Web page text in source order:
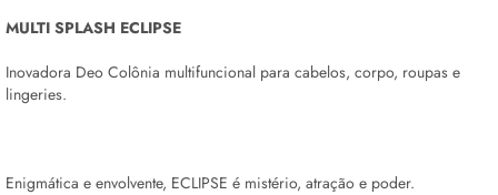
MULTI SPLASH ECLIPSE
Inovadora Deo Colônia multifuncional para cabelos, corpo, roupas e
lingeries.
Enigmática e envolvente, ECLIPSE é mistério, atração e poder.